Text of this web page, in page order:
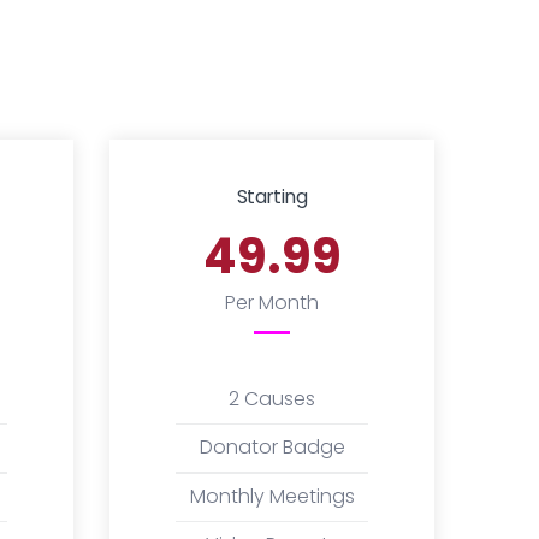
Starting
49.99
Per Month
2 Causes
Donator Badge
Monthly Meetings